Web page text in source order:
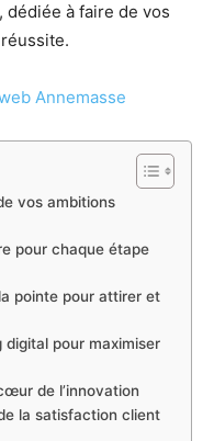
dédiée à faire de vos
Annemasse
vos ambitions
pour chaque étape
pointe pour attirer et
pour maximiser
de l’innovation
la satisfaction client